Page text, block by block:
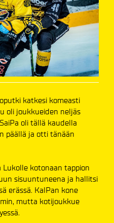
katkesi komeasti
oli joukkueiden neljäs
oli tällä kaudella
päällä ja otti tänään
kotonaan tappion
sisuuntuneena ja hallitsi
erässä. KalPan kone
mutta kotijoukkue